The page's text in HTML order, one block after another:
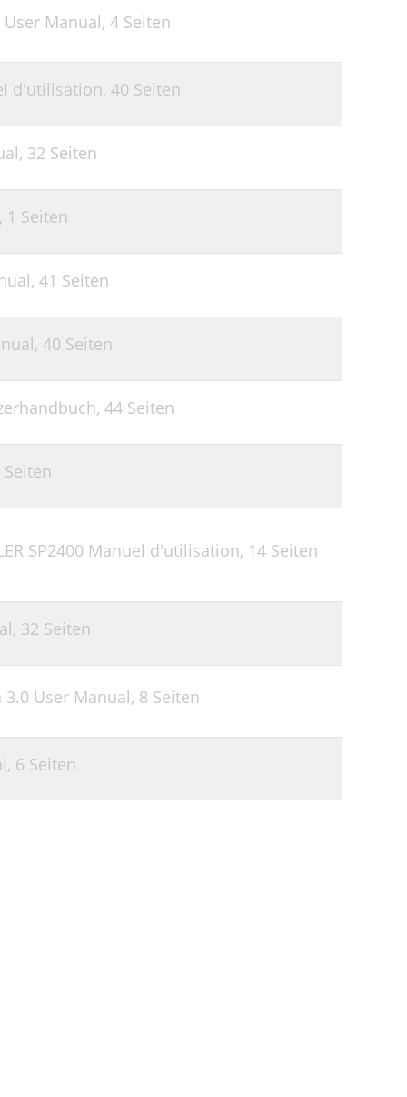
User Manual, 4 Seiten
d'utilisation, 40 Seiten
32 Seiten
1 Seiten
41 Seiten
40 Seiten
44 Seiten
Seiten
SP2400 Manuel d'utilisation, 14 Seiten
32 Seiten
3.0 User Manual, 8 Seiten
6 Seiten